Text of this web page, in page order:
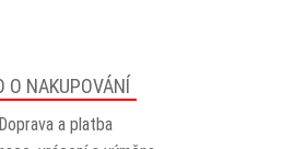
O NAKUPOVÁNÍ
Doprava a platba